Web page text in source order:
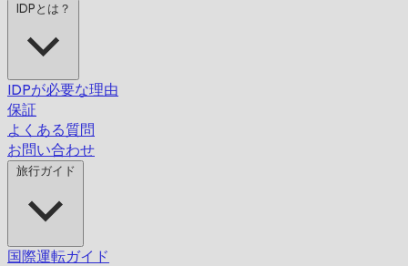
IDPとは？
IDPが必要な理由
保証
よくある質問
お問い合わせ
旅行ガイド
国際運転ガイド